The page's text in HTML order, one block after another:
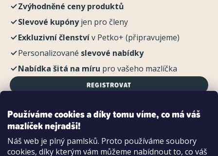
Používáme cookies a díky tomu víme, co má váš
mazlíček nejradši!
Náš web je plný pamlsků. Proto používáme soubory
cookies, díky kterým vám můžeme nabídnout to, co váš
Zvýhodněné ceny produktů
Slevové kupónyjen pro členy
Exkluzivní členstvív Petko+ (připravujeme)
Personalizované slevové nabídky
Nabídka šitá na míru pro vašeho mazlíčka
REGISTROVAT
Možnosti platby:
Dobírkou